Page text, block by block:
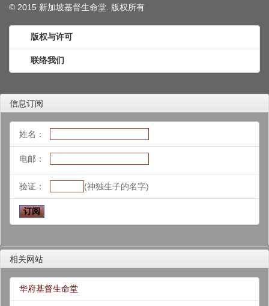
© 2015 新加坡基督生命堂. 版权所有
版权与许可
联络我们
信息订阅
姓名：
电邮：
验证： (神独生子的名字)
相关网站
华府基督生命堂